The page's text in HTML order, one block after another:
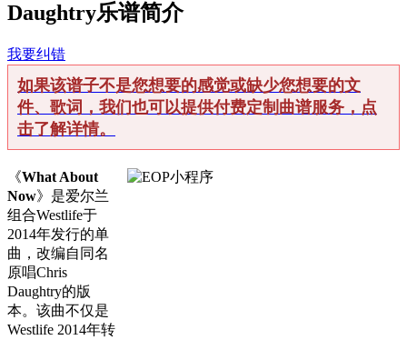
Daughtry乐谱简介
我要纠错
如果该谱子不是您想要的感觉或缺少您想要的文
件、歌词，我们也可以提供付费定制曲谱服务，点
击了解详情。
《What About
Now》是爱尔兰
组合Westlife于
2014年发行的单
曲，改编自同名
原唱Chris
Daughtry的版
本。该曲不仅是
Westlife 2014年转